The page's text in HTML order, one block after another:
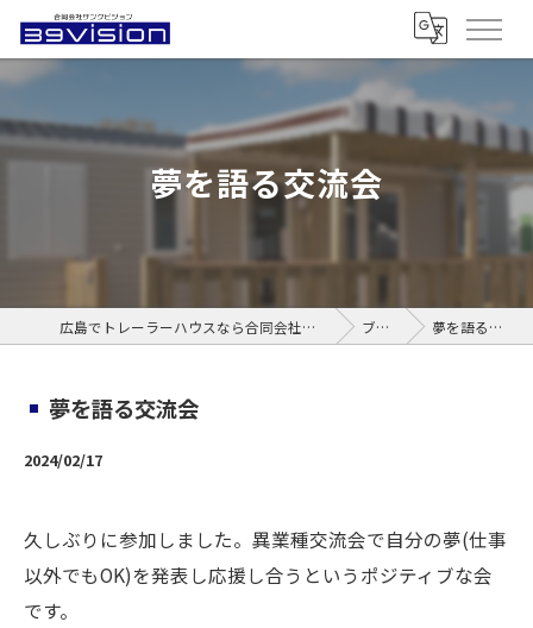
夢を語る交流会
広島でトレーラーハウスなら合同会社サンクビジョン ブログ 夢を語る交流会
夢を語る交流会
2024/02/17
久しぶりに参加しました。異業種交流会で自分の夢(仕事
以外でもOK)を発表し応援し合うというポジティブな会
です。